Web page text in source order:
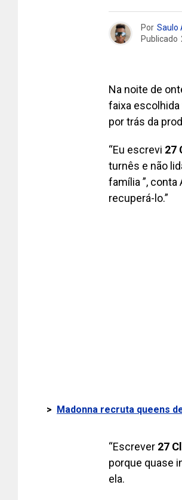
Por Saulo
Publicado
Na noite de
faixa escolhida
por trás da
“Eu escrevi 27
turnês e não
família ”,
recuperá-lo.”
> Madonna recruta queens
“Escrever 27
porque quase
ela.